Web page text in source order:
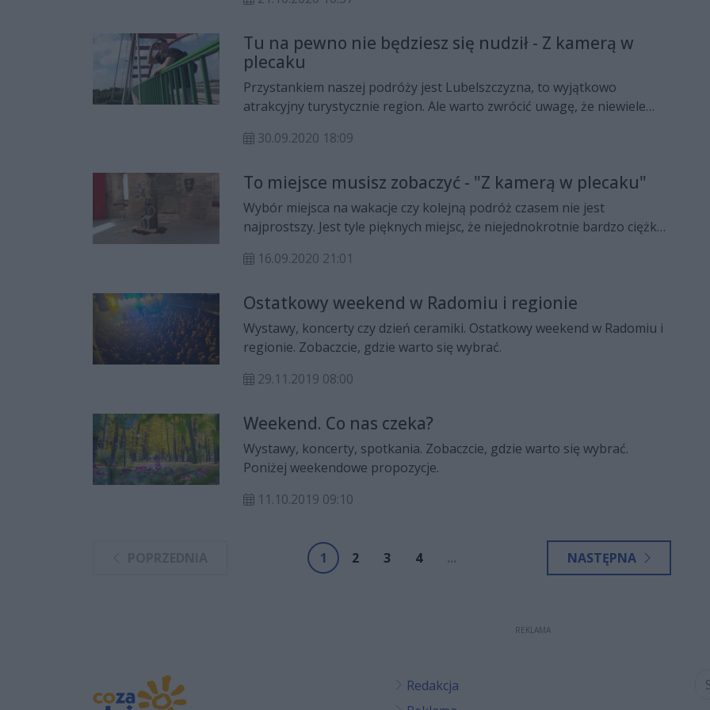
dotychczasowe wycieczki.
Tu na pewno nie będziesz się nudził - Z kamerą w
plecaku
Przystankiem naszej podróży jest Lubelszczyzna, to wyjątkowo
atrakcyjny turystycznie region. Ale warto zwrócić uwagę, że niewiele
właśnie Puławy.
30.09.2020 18:09
To miejsce musisz zobaczyć - "Z kamerą w plecaku"
Wybór miejsca na wakacje czy kolejną podróż czasem nie jest
najprostszy. Jest tyle pięknych miejsc, że niejednokrotnie bardzo ciężko
świetnie zachowanym średniowiecznym układem przestrzennym ,
Carcassonne", skąd to porównanie zaraz się o tym dowiecie.
16.09.2020 21:01
Ostatkowy weekend w Radomiu i regionie
Wystawy, koncerty czy dzień ceramiki. Ostatkowy weekend w Radomiu i
regionie. Zobaczcie, gdzie warto się wybrać.
29.11.2019 08:00
Weekend. Co nas czeka?
Wystawy, koncerty, spotkania. Zobaczcie, gdzie warto się wybrać.
Poniżej weekendowe propozycje.
11.10.2019 09:10
1 2 3 4 ... NASTĘPNA
REKLAMA
Redakcja